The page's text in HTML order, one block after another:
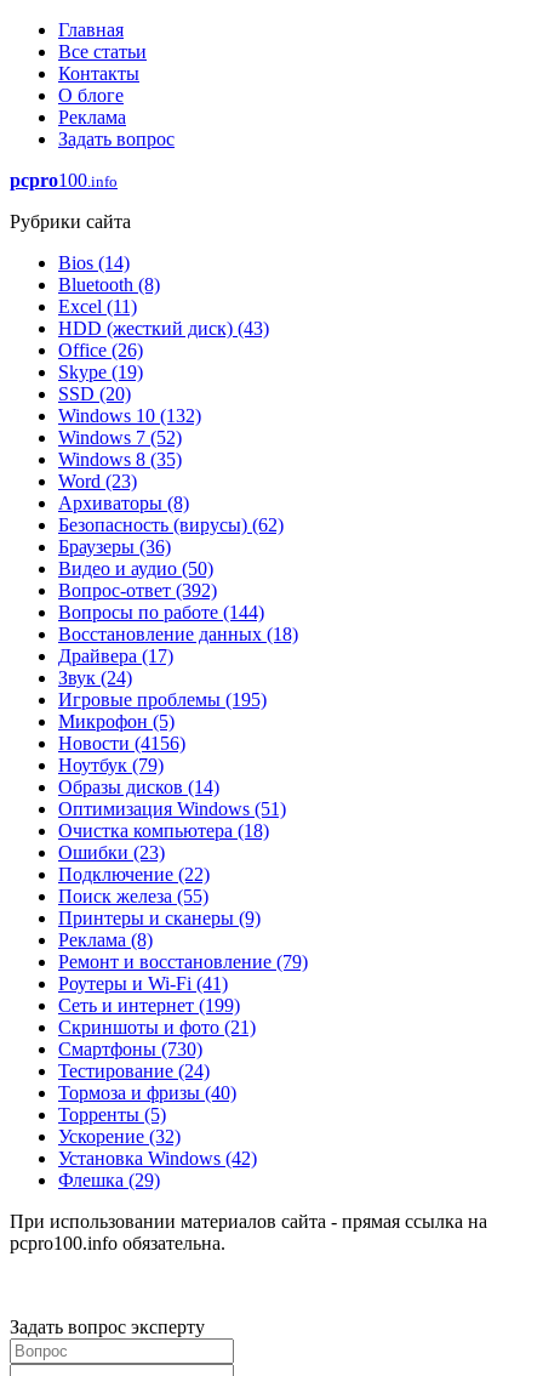
Главная
Все статьи
Контакты
О блоге
Реклама
Задать вопрос
pcpro100.info
Рубрики сайта
Bios (14)
Bluetooth (8)
Excel (11)
HDD (жесткий диск) (43)
Office (26)
Skype (19)
SSD (20)
Windows 10 (132)
Windows 7 (52)
Windows 8 (35)
Word (23)
Архиваторы (8)
Безопасность (вирусы) (62)
Браузеры (36)
Видео и аудио (50)
Вопрос-ответ (392)
Вопросы по работе (144)
Восстановление данных (18)
Драйвера (17)
Звук (24)
Игровые проблемы (195)
Микрофон (5)
Новости (4156)
Ноутбук (79)
Образы дисков (14)
Оптимизация Windows (51)
Очистка компьютера (18)
Ошибки (23)
Подключение (22)
Поиск железа (55)
Принтеры и сканеры (9)
Реклама (8)
Ремонт и восстановление (79)
Роутеры и Wi-Fi (41)
Сеть и интернет (199)
Скриншоты и фото (21)
Смартфоны (730)
Тестирование (24)
Тормоза и фризы (40)
Торренты (5)
Ускорение (32)
Установка Windows (42)
Флешка (29)
При использовании материалов сайта - прямая ссылка на
pcpro100.info обязательна.
Задать вопрос эксперту